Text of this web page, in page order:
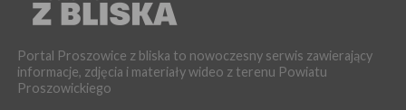
21 lipca 2026
PROSZOWICE. Dzień Otwarty z okazji 10-lecia Wodociągów
WYDARZENIA
17 lipca 2026
Portal Proszowice z bliska to nowoczesny serwis zawierający
informacje, zdjęcia i materiały wideo z terenu Powiatu
Proszowickiego